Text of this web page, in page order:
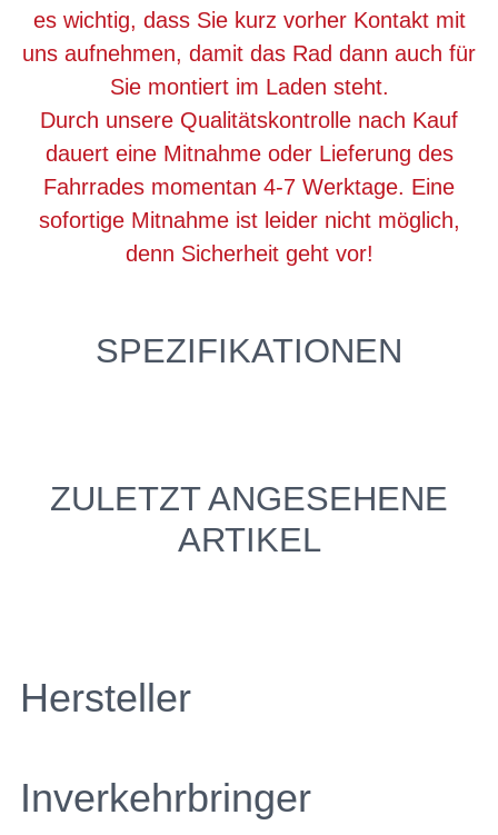
es wichtig, dass Sie kurz vorher Kontakt mit
uns aufnehmen, damit das Rad dann auch für
Sie montiert im Laden steht.
Durch unsere Qualitätskontrolle nach Kauf
dauert eine Mitnahme oder Lieferung des
Fahrrades momentan 4-7 Werktage. Eine
sofortige Mitnahme ist leider nicht möglich,
denn Sicherheit geht vor!
SPEZIFIKATIONEN
ZULETZT ANGESEHENE
ARTIKEL
Hersteller
Inverkehrbringer